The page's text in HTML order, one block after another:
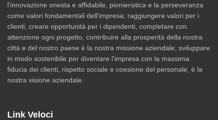
l'innovazione onesta e affidabile, pionieristica e la perseveranza
come valori fondamentali dell'impresa; raggiungere valori per i
clienti, creare opportunità per i dipendenti, completare con
attenzione ogni progetto, contribuire alla prosperità della nostra
città e del nostro paese è la nostra missione aziendale; sviluppare
in modo sostenibile per diventare l'impresa con la massima
fiducia dei clienti, rispetto sociale e coesione del personale, è la
nostra visione aziendale.
Link Veloci